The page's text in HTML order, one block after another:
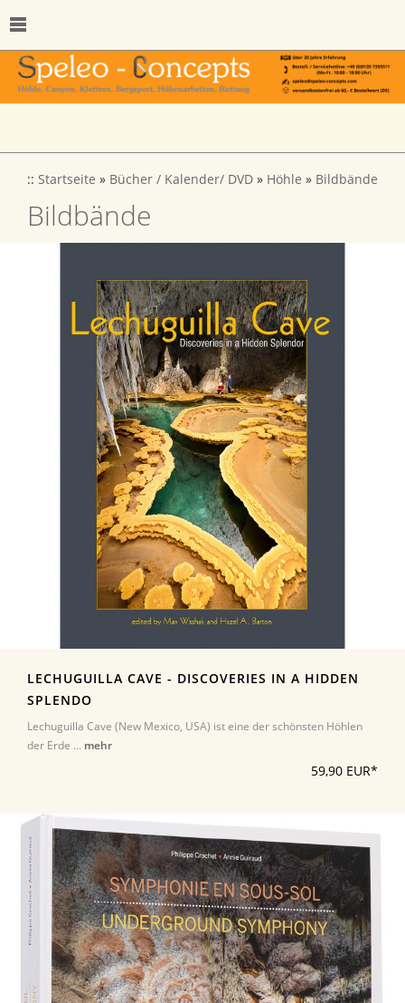
:: Startseite » Bücher / Kalender/ DVD » Höhle » Bildbände
Bildbände
LECHUGUILLA CAVE - DISCOVERIES IN A HIDDEN
SPLENDO
Lechuguilla Cave (New Mexico, USA) ist eine der schönsten Höhlen
der Erde ... mehr
59,90 EUR*